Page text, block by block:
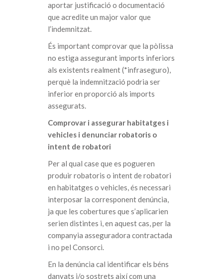
aportar justificació o documentació
que acredite un major valor que
l’indemnitzat.
És important comprovar que la pòlissa
no estiga assegurant imports inferiors
als existents realment (*infraseguro),
perquè la indemnització podria ser
inferior en proporció als imports
assegurats.
Comprovar i assegurar habitatges i
vehicles i denunciar robatoris o
intent de robatori
Per al qual case que es pogueren
produir robatoris o intent de robatori
en habitatges o vehicles, és necessari
interposar la corresponent denúncia,
ja que les cobertures que s’aplicarien
serien distintes i, en aquest cas, per la
companyia asseguradora contractada
i no pel Consorci.
En la denúncia cal identificar els béns
danyats i/o sostrets així com una